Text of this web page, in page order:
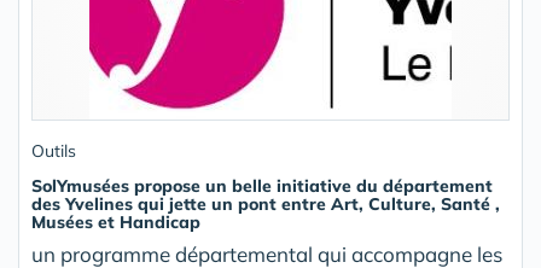
Outils
SolYmusées propose un belle initiative du département
des Yvelines qui jette un pont entre Art, Culture, Santé ,
Musées et Handicap
un programme départemental qui accompagne les